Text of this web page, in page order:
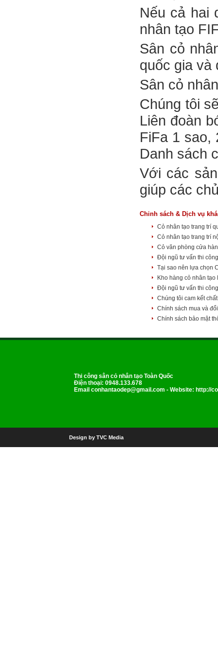
Nếu cả hai
nhân tạo
Sân cỏ
quốc gia và
Sân cỏ
Chúng tôi
Liên đoàn
FiFa 1 sao,
Danh sách
Với các
giúp các
Chinh sách & Dịch vụ
Cỏ nhân tạo trang trí
Cỏ nhân tạo trang trí
Cỏ văn phòng cửa
Đội ngũ tư vấn thi
Tại sao nên lựa chọn
Kho hàng cỏ nhân
Đội ngũ tư vấn thi
Chúng tôi cam kết
Chính sách mua và
Chính sách bảo mật
Thi công sân cỏ nhân tạo Toàn Quốc
Điện thoại: 0948.133.678
Email conhantaodep@gmail.com - Website: http://
Design by TVC Media